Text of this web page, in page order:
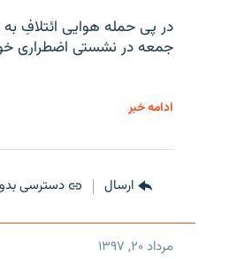
در پی حمله هوایی ائتلافِ
جمعه در نشستی اضطراری
ادامه خبر
ارسال دسترسی
مرداد ۲۰, ۱۳۹۷